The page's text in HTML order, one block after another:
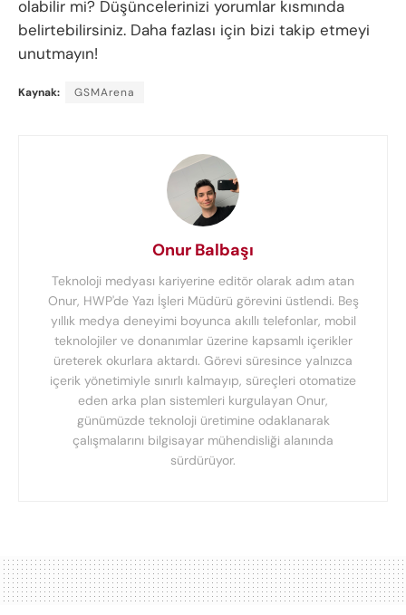
olabilir mi? Düşüncelerinizi yorumlar kısmında
belirtebilirsiniz. Daha fazlası için bizi takip etmeyi
unutmayın!
Kaynak: GSMArena
Onur Balbaşı
Teknoloji medyası kariyerine editör olarak adım atan
Onur, HWP'de Yazı İşleri Müdürü görevini üstlendi. Beş
yıllık medya deneyimi boyunca akıllı telefonlar, mobil
teknolojiler ve donanımlar üzerine kapsamlı içerikler
üreterek okurlara aktardı. Görevi süresince yalnızca
içerik yönetimiyle sınırlı kalmayıp, süreçleri otomatize
eden arka plan sistemleri kurgulayan Onur,
günümüzde teknoloji üretimine odaklanarak
çalışmalarını bilgisayar mühendisliği alanında
sürdürüyor.